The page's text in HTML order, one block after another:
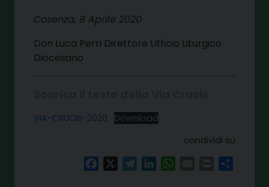
Cosenza, 8 Aprile 2020
Don Luca Perri Direttore Ufficio Liturgico
Diocesano
VIA-CRUCIS-2020
Download
condividi su
FacebookTelegramLinkedInWhatsAppPrint